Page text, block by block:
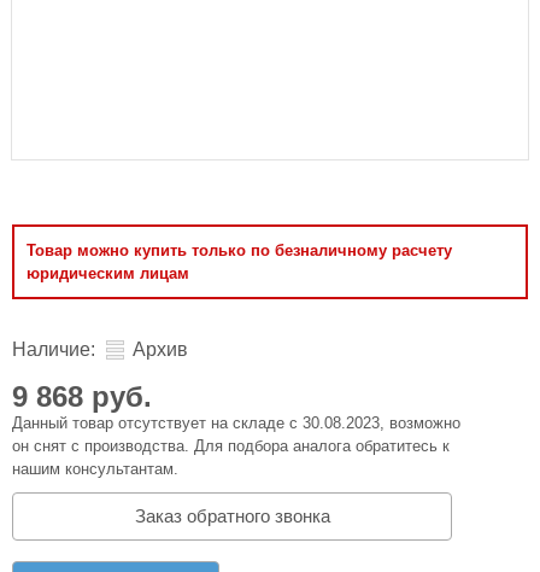
Товар можно купить только по безналичному расчету
юридическим лицам
Наличие: Архив
9 868 руб.
Данный товар отсутствует на складе с 30.08.2023, возможно
он снят с производства. Для подбора аналога обратитесь к
нашим консультантам.
Заказ обратного звонка